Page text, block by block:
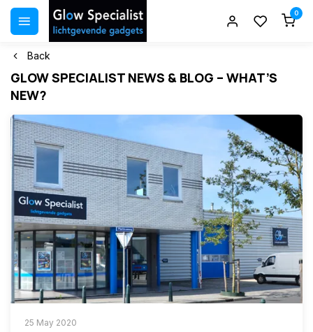
0
Back
GLOW SPECIALIST NEWS & BLOG – WHAT’S
NEW?
25 May 2020